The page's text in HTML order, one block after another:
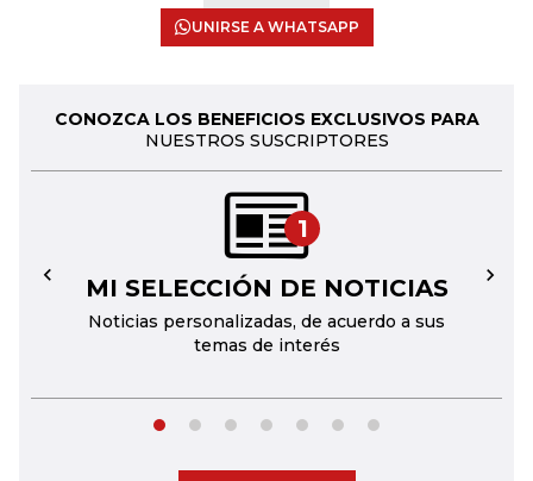
UNIRSE A WHATSAPP
CONOZCA LOS BENEFICIOS EXCLUSIVOS PARA
NUESTROS SUSCRIPTORES
1
MI SELECCIÓN DE NOTICIAS
Noticias personalizadas, de acuerdo a sus
temas de interés
← →